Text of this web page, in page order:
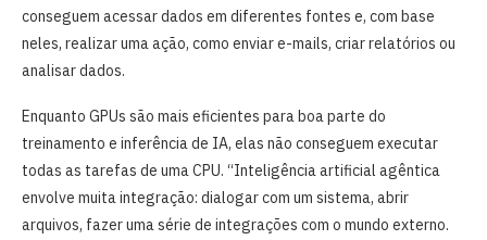
conseguem acessar dados em diferentes fontes e, com base
neles, realizar uma ação, como enviar e-mails, criar relatórios ou
analisar dados.
Enquanto GPUs são mais eficientes para boa parte do
treinamento e inferência de IA, elas não conseguem executar
todas as tarefas de uma CPU. “Inteligência artificial agêntica
envolve muita integração: dialogar com um sistema, abrir
arquivos, fazer uma série de integrações com o mundo externo.